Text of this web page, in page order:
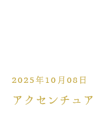
2025年10月08日
アクセンチ